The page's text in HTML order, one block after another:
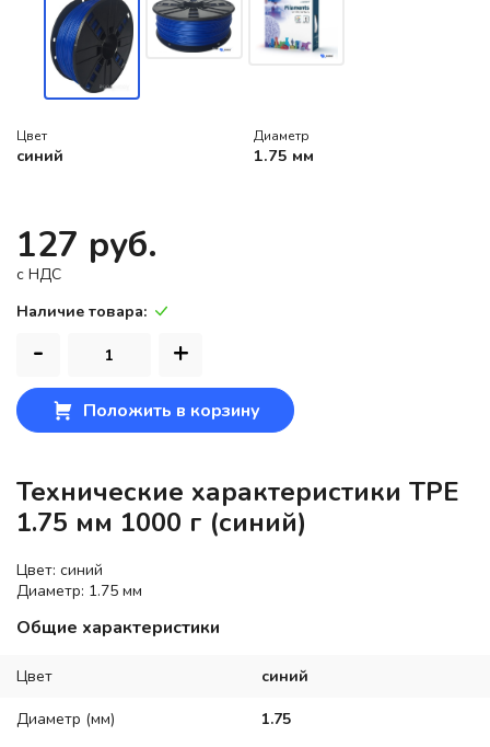
Цвет
синий
Диаметр
1.75 мм
127 руб.
c НДС
Наличие товара:
- +
Положить в корзину
Технические характеристики TPE
1.75 мм 1000 г (синий)
Цвет: синий
Диаметр: 1.75 мм
Общие характеристики
Цвет синий
Диаметр (мм) 1.75